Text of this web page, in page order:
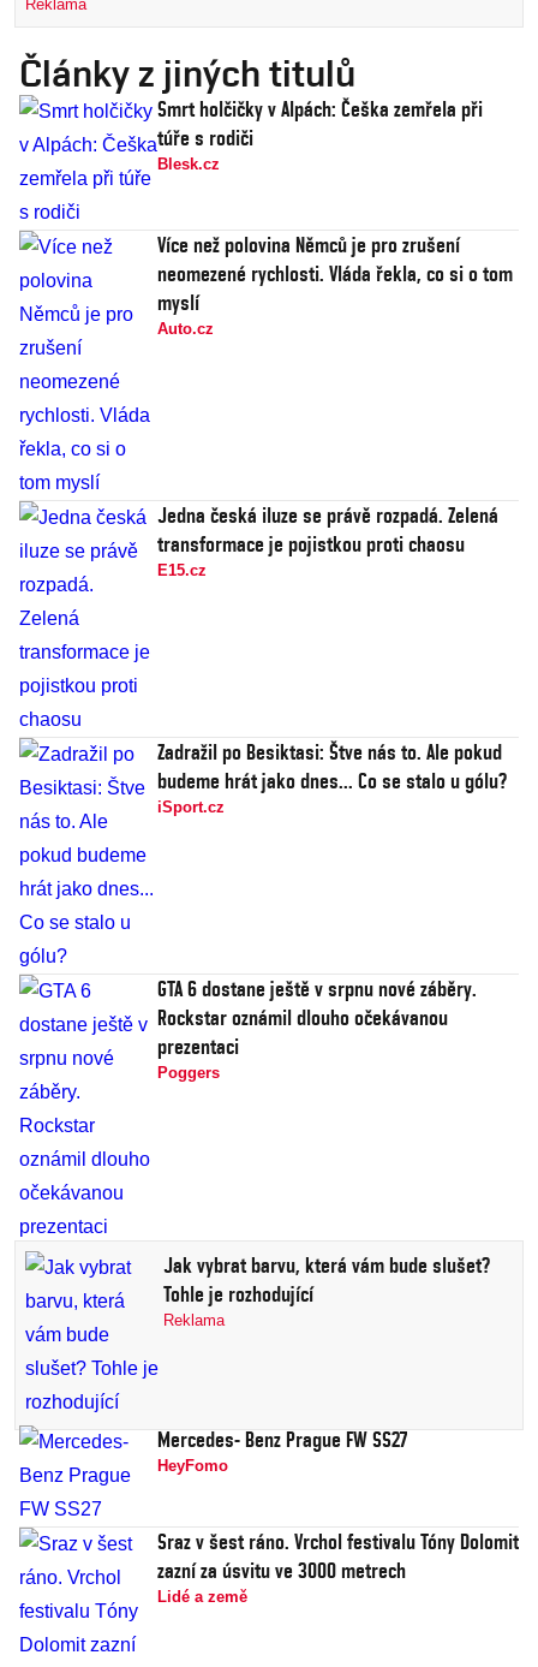
Reklama
Články z jiných titulů
Smrt holčičky v Alpách: Češka zemřela při
túře s rodiči
Blesk.cz
Více než polovina Němců je pro zrušení
neomezené rychlosti. Vláda řekla, co si o tom
myslí
Auto.cz
Jedna česká iluze se právě rozpadá. Zelená
transformace je pojistkou proti chaosu
E15.cz
Zadražil po Besiktasi: Štve nás to. Ale pokud
budeme hrát jako dnes... Co se stalo u gólu?
iSport.cz
GTA 6 dostane ještě v srpnu nové záběry.
Rockstar oznámil dlouho očekávanou
prezentaci
Poggers
Jak vybrat barvu, která vám bude slušet?
Tohle je rozhodující
Reklama
Mercedes- Benz Prague FW SS27
HeyFomo
Sraz v šest ráno. Vrchol festivalu Tóny Dolomit
zazní za úsvitu ve 3000 metrech
Lidé a země